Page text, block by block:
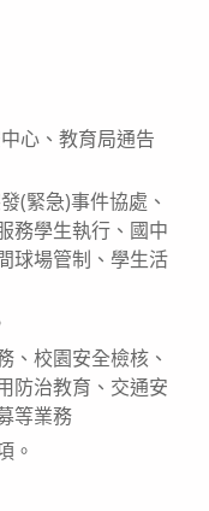
心、教育局通告
(緊急)事件協處、
務學生執行、國中
球場管制、學生活
、校園安全檢核、
防治教育、交通安
等業務
。